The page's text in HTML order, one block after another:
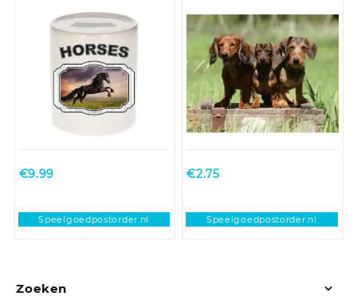
kinderen 9 cm
€9.99
Speelgoedpostorder.nl
€2.75
Speelgoedpostorder.nl
Zoeken